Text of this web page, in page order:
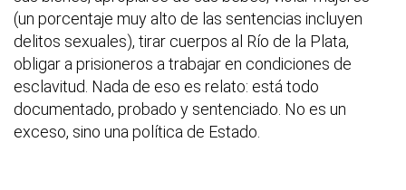
(un porcentaje muy alto de las sentencias incluyen
delitos sexuales), tirar cuerpos al Río de la Plata,
obligar a prisioneros a trabajar en condiciones de
esclavitud. Nada de eso es relato: está todo
documentado, probado y sentenciado. No es un
exceso, sino una política de Estado.